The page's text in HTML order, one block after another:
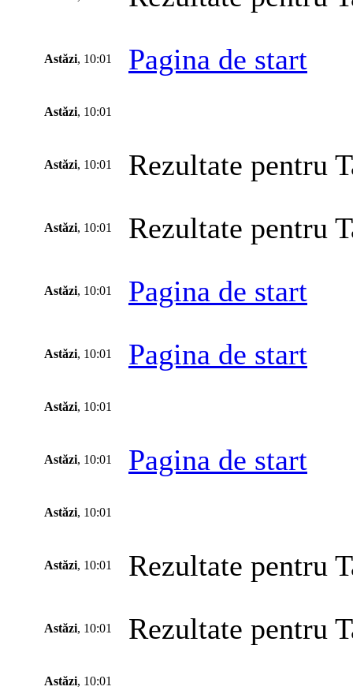
Astăzi, 10:01 Pagina de start
Astăzi, 10:01
Astăzi, 10:01 Rezultate pentru
Astăzi, 10:01 Rezultate pentru
Astăzi, 10:01 Pagina de start
Astăzi, 10:01 Pagina de start
Astăzi, 10:01
Astăzi, 10:01 Pagina de start
Astăzi, 10:01
Astăzi, 10:01 Rezultate pentru
Astăzi, 10:01 Rezultate pentru
Astăzi, 10:01